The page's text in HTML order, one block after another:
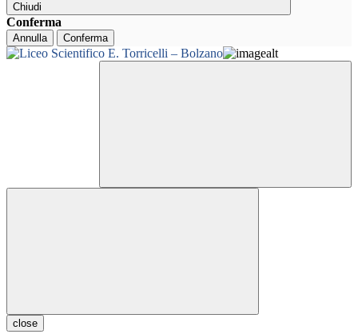
Chiudi
Conferma
Annulla Conferma
close